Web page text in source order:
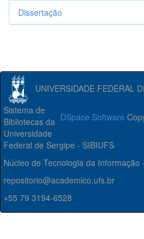
Dissertação
UNIVERSIDADE FEDERAL
DSpace Software
Sistema de
Bibliotecas da
Universidade
Federal de Sergipe - SIBIUFS
Núcleo de Tecnologia da Informação
repositorio@academico.ufs.br
+55 79 3194-6528